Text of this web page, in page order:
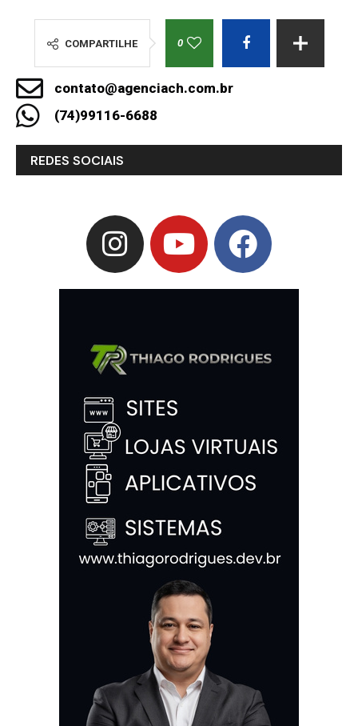
COMPARTILHE 0
contato@agenciach.com.br
(74)99116-6688
REDES SOCIAIS